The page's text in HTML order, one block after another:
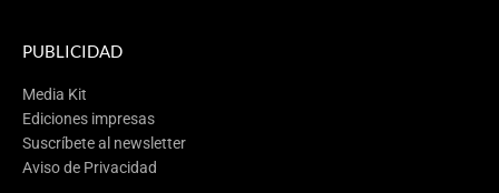
PUBLICIDAD
Media Kit
Ediciones impresas
Suscríbete al newsletter
Aviso de Privacidad